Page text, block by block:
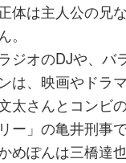
体は主人公の兄
ん。
ラジオのDJや、バ
ンは、映画やドラ
太さんとコンビ
リー」の亀井刑事
めぽんは三橋達